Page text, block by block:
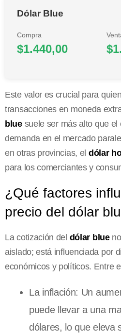
Dólar Blue
Compra
$1.440,00
Este valor es crucial para
transacciones en moneda
bluesuele ser más alto que el
demanda en el mercado
en otras provincias, el dólar
para los comerciantes y
¿Qué factores
precio del dólar
La cotización del dólar blue
aislado; está influenciada por
económicos y políticos. Entre
La inflación: Un
puede llevar a una
dólares, lo que eleva